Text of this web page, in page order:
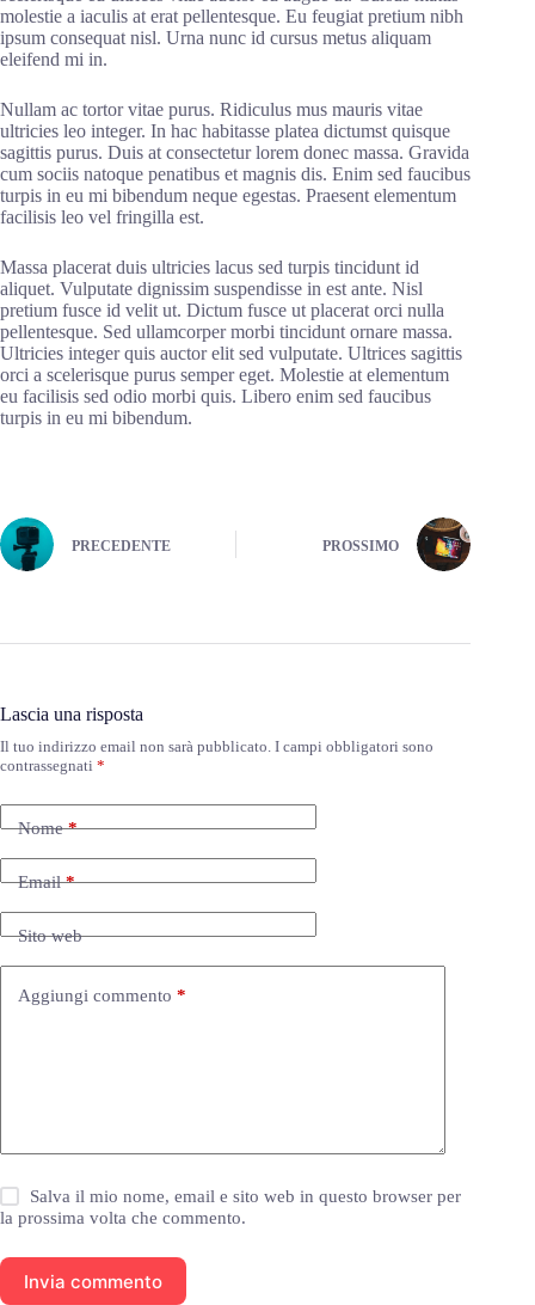
molestie a iaculis at erat pellentesque. Eu feugiat pretium nibh
ipsum consequat nisl. Urna nunc id cursus metus aliquam
eleifend mi in.
Nullam ac tortor vitae purus. Ridiculus mus mauris vitae
ultricies leo integer. In hac habitasse platea dictumst quisque
sagittis purus. Duis at consectetur lorem donec massa. Gravida
cum sociis natoque penatibus et magnis dis. Enim sed faucibus
turpis in eu mi bibendum neque egestas. Praesent elementum
facilisis leo vel fringilla est.
Massa placerat duis ultricies lacus sed turpis tincidunt id
aliquet. Vulputate dignissim suspendisse in est ante. Nisl
pretium fusce id velit ut. Dictum fusce ut placerat orci nulla
pellentesque. Sed ullamcorper morbi tincidunt ornare massa.
Ultricies integer quis auctor elit sed vulputate. Ultrices sagittis
orci a scelerisque purus semper eget. Molestie at elementum
eu facilisis sed odio morbi quis. Libero enim sed faucibus
turpis in eu mi bibendum.
PRECEDENTE PROSSIMO
Lascia una risposta
Il tuo indirizzo email non sarà pubblicato. I campi obbligatori sono
contrassegnati *
Nome*
Email*
Sito web
Aggiungi commento *
Salva il mio nome, email e sito web in questo browser per
la prossima volta che commento.
Invia commento